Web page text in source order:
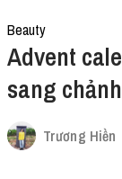
Beauty
Advent
sang
Trương Hiền